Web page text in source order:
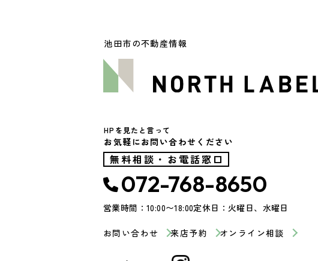
池田市の不動産情報
HPを見たと言って
お気軽にお問い合わせください
無料相談・お電話窓口
072-768-8650
営業時間：10:00〜18:00定休日：火曜日、水曜日
お問い合わせ 来店予約 オンライン相談